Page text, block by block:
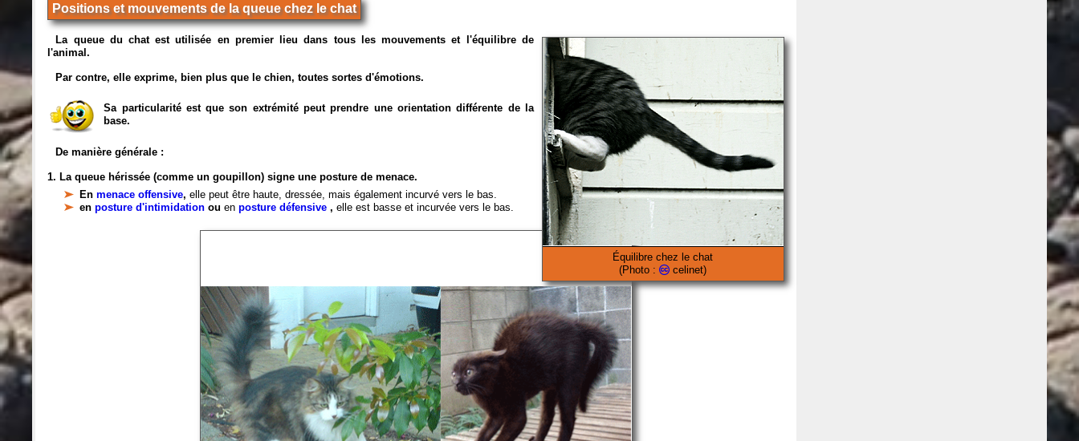
Positions et mouvements de la queue chez le chat
Équilibre chez le chat
(Photo :
celinet)
La queue du chat est utilisée en premier lieu dans tous les mouvements et l'équilibre de
l'animal.
Par contre, elle exprime, bien plus que le chien, toutes sortes d'émotions.
Sa particularité est que son extrémité peut prendre une orientation différente de la
base.
De manière générale :
1. La queue hérissée (comme un goupillon) signe une posture de menace.
Enmenace offensive,elle peut être haute, dressée, mais également incurvé vers le bas.
enposture d'intimidation ou enposture défensive,elle est basse et incurvée vers le bas.